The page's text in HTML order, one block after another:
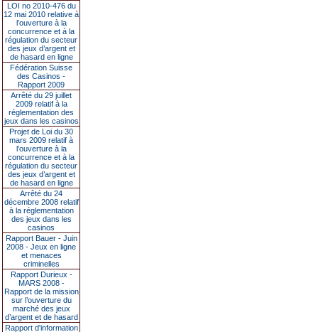
LOI no 2010-476 du
12 mai 2010 relative à
l’ouverture à la
concurrence et à la
régulation du secteur
des jeux d’argent et
de hasard en ligne
Fédération Suisse
des Casinos -
Rapport 2009
Arrêté du 29 juillet
2009 relatif à la
réglementation des
jeux dans les casinos
Projet de Loi du 30
mars 2009 relatif à
l’ouverture à la
concurrence et à la
régulation du secteur
des jeux d’argent et
de hasard en ligne
Arrêté du 24
décembre 2008 relatif
à la réglementation
des jeux dans les
casinos
Rapport Bauer - Juin
2008 - Jeux en ligne
et menaces
criminelles
Rapport Durieux -
MARS 2008 -
Rapport de la mission
sur l’ouverture du
marché des jeux
d’argent et de hasard
Rapport d'information